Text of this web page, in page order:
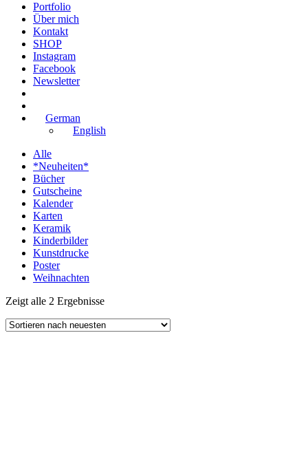
Portfolio
Über mich
Kontakt
SHOP
Instagram
Facebook
Newsletter
German
English
Alle
*Neuheiten*
Bücher
Gutscheine
Kalender
Karten
Keramik
Kinderbilder
Kunstdrucke
Poster
Weihnachten
Zeigt alle 2 Ergebnisse